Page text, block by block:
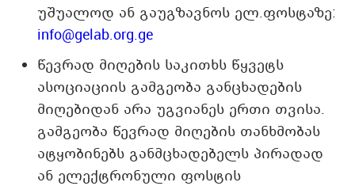
უშუალოდ ან გაუგზავნოს ელ.ფოსტაზე:
info@gelab.org.ge
წევრად მიღების საკითხს წყვეტს
ასოციაციის გამგეობა განცხადების
მიღებიდან არა უგვიანეს ერთი თვისა.
გამგეობა წევრად მიღების თანხმობას
ატყობინებს განმცხადებელს პირადად
ან ელექტრონული ფოსტის